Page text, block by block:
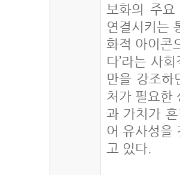
보화의 주요
연결시키는
화적 아이콘
다’라는 사
만을 강조하
처가 필요한
과 가치가
어 유사성을
고 있다.